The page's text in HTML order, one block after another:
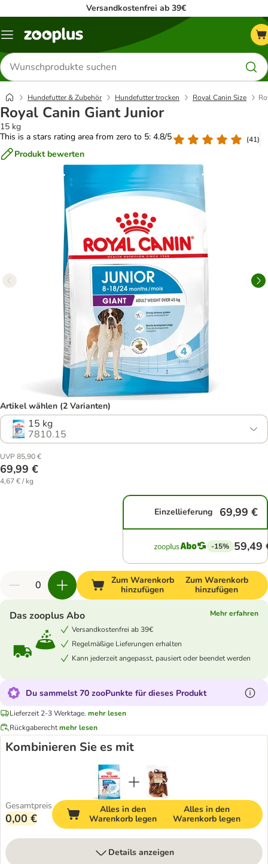
Versandkostenfrei ab 39€
Menü
Produkte
suchen
Hundefutter & Zubehör Hundefutter trocken Royal Canin Size
Royal Canin Giant Junior
15 kg
This is a stars rating area from zero to 5: 4.8/5
(41)
Produkt bewerten
Artikel wählen (2 Varianten)
15 kg
7810.15
UVP 85,90 €
69,99 €
4,67 € / kg
Einzellieferung 69,99 €
-15% 59,49
Zum Warenkorb
hinzufügen
Zum Warenkorb
hinzufügen
Das zooplus Abo
Mehr erfahren
Versandkostenfrei ab 39€
Regelmäßige Lieferungen erhalten
Kann jederzeit angepasst, pausiert oder beendet werden
Du sammelst 70 zooPunkte für dieses Produkt
Lieferzeit 2-3 Werktage. mehr lesen
Rückgaberechtmehr lesen
Kombinieren Sie es mit
Gesamtpreis
0,00 €
Alles in den
Warenkorb legen
Alles in den
Warenkorb legen
Details anzeigen